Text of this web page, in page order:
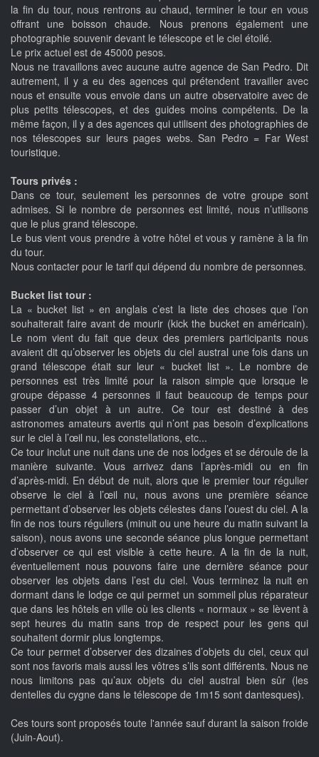
la fin du tour, nous rentrons au chaud, terminer le tour en vous
offrant une boisson chaude. Nous prenons également une
photographie souvenir devant le télescope et le ciel étoilé.
Le prix actuel est de 45000 pesos.
Nous ne travaillons avec aucune autre agence de San Pedro. Dit
autrement, il y a eu des agences qui prétendent travailler avec
nous et ensuite vous envoie dans un autre observatoire avec de
plus petits télescopes, et des guides moins compétents. De la
même façon, il y a des agences qui utilisent des photographies de
nos télescopes sur leurs pages webs. San Pedro = Far West
touristique.
Tours privés :
Dans ce tour, seulement les personnes de votre groupe sont
admises. Si le nombre de personnes est limité, nous n’utilisons
que le plus grand télescope.
Le bus vient vous prendre à votre hôtel et vous y ramène à la fin
du tour.
Nous contacter pour le tarif qui dépend du nombre de personnes.
Bucket list tour :
La « bucket list » en anglais c’est la liste des choses que l’on
souhaiterait faire avant de mourir (kick the bucket en américain).
Le nom vient du fait que deux des premiers participants nous
avaient dit qu’observer les objets du ciel austral une fois dans un
grand télescope était sur leur « bucket list ». Le nombre de
personnes est très limité pour la raison simple que lorsque le
groupe dépasse 4 personnes il faut beaucoup de temps pour
passer d’un objet à un autre. Ce tour est destiné à des
astronomes amateurs avertis qui n’ont pas besoin d’explications
sur le ciel à l’œil nu, les constellations, etc...
Ce tour inclut une nuit dans une de nos lodges et se déroule de la
manière suivante. Vous arrivez dans l’après-midi ou en fin
d’après-midi. En début de nuit, alors que le premier tour régulier
observe le ciel à l’œil nu, nous avons une première séance
permettant d’observer les objets célestes dans l’ouest du ciel. A la
fin de nos tours réguliers (minuit ou une heure du matin suivant la
saison), nous avons une seconde séance plus longue permettant
d’observer ce qui est visible à cette heure. A la fin de la nuit,
éventuellement nous pouvons faire une dernière séance pour
observer les objets dans l’est du ciel. Vous terminez la nuit en
dormant dans le lodge ce qui permet un sommeil plus réparateur
que dans les hôtels en ville où les clients « normaux » se lèvent à
sept heures du matin sans trop de respect pour les gens qui
souhaitent dormir plus longtemps.
Ce tour permet d’observer des dizaines d’objets du ciel, ceux qui
sont nos favoris mais aussi les vôtres s’ils sont différents. Nous ne
nous limitons pas qu’aux objets du ciel austral bien sûr (les
dentelles du cygne dans le télescope de 1m15 sont dantesques).
Ces tours sont proposés toute l'année sauf durant la saison froide
(Juin-Aout).